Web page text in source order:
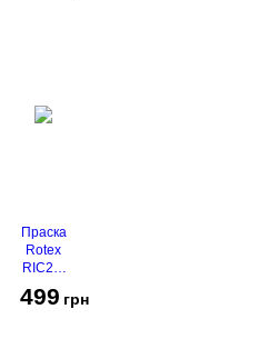
Праска
Rotex
RIC21-
Super
499 грн